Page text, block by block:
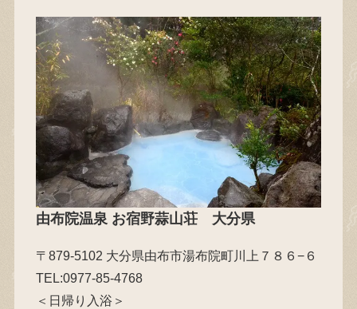
由布院温泉 お宿野蒜山荘 大分県
〒879-5102 大分県由布市湯布院町川上７８６−６
TEL:0977-85-4768
＜日帰り入浴＞